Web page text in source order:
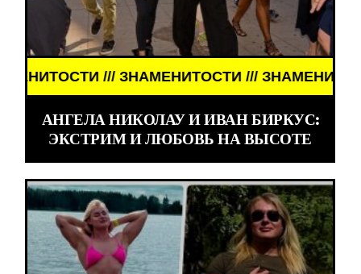
/// ЗНАМЕНИТОСТИ ///
АНГЕЛА НИКОЛАУ И ИВАН БИРКУС:
ЭКСТРИМ И ЛЮБОВЬ НА ВЫСОТЕ